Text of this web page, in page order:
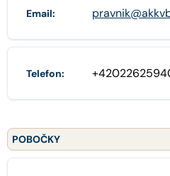
Email:
Telefon:
POBOČKY